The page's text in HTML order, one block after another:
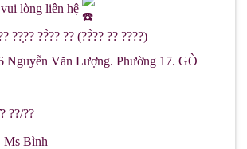
lòng liên hệ
??̣?? ??̀?? ?? (??̀?? ?? ????)
Nguyễn Văn Lượng. Phường 17. GÒ
??/??
Ms Bình